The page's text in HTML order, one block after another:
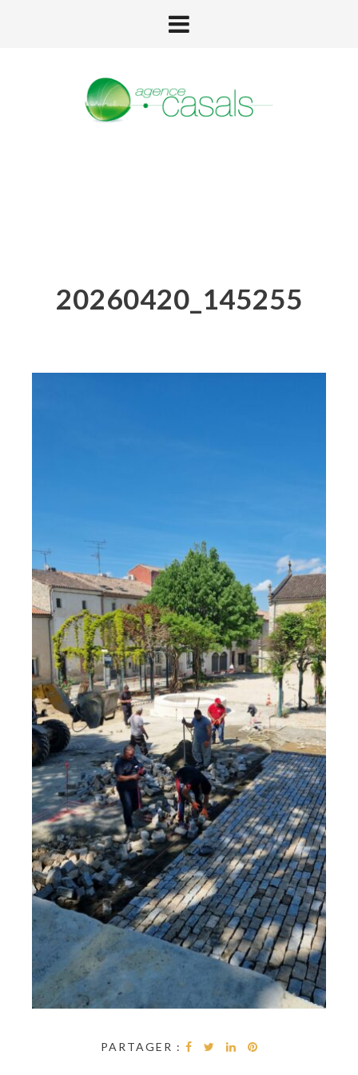
20260420_145255
PARTAGER :